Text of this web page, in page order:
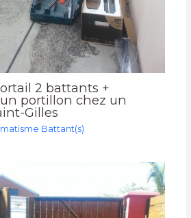
2 battants +
portillon chez un
Gilles
Battant(s)